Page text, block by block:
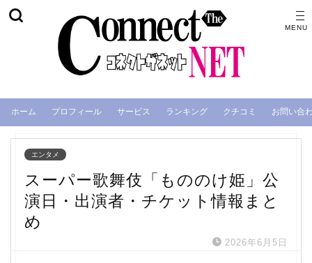
ホーム プロフィール サービス ランキング クチコミ お問い合
エンタメ
スーパー歌舞伎「もののけ姫」公
演日・出演者・チケット情報まと
め
2026年6月5日